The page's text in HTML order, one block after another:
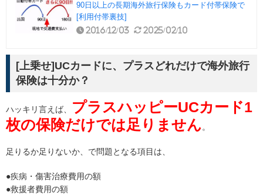
90日以上の長期海外旅行保険もカード付帯保険で
[利用付帯裏技]
2016/12/03 2025/02/10
[上乗せ]UCカードに、プラスどれだけで海外旅行
保険は十分か？
ハッキリ言えば、
プラスハッピーUCカード1
枚の保険だけでは足りません。
足りるか足りないか、で問題となる項目は、
●疾病・傷害治療費用の額
●救援者費用の額